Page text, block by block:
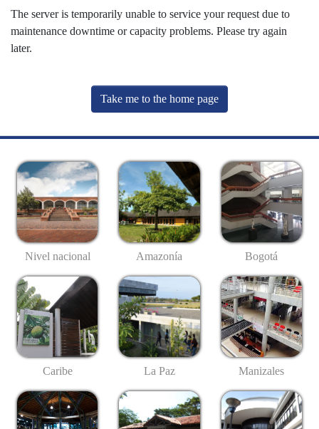
The server is temporarily unable to service your request due to
maintenance downtime or capacity problems. Please try again
later.
Take me to the home page
Nivel nacional Amazonía Bogotá
Caribe La Paz Manizales